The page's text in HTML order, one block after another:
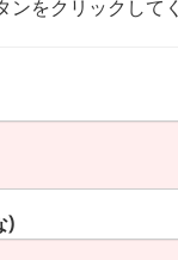
をクリックして
)